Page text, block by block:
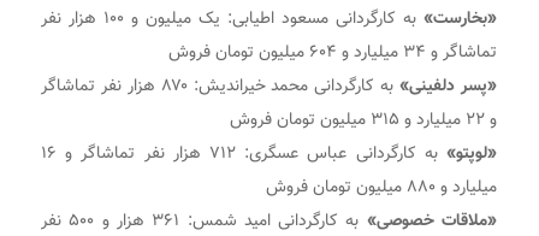
«بخارست»
به کارگردانی مسعود اطیابی: یک میلیون و ۱۰۰ هزار نفر
تماشاگر و ۳۴ میلیارد و ۶۰۴ میلیون تومان فروش
«پسر دلفینی»
به کارگردانی محمد خیراندیش: ۸۷۰ هزار نفر تماشاگر
و ۲۲ میلیارد و ۳۱۵ میلیون تومان فروش
«لوپتو»
به کارگردانی عباس عسگری: ۷۱۲ هزار نفر تماشاگر و ۱۶
میلیارد و ۸۸۰ میلیون تومان فروش
«ملاقات خصوصی»
به کارگردانی امید شمس: ۳۶۱ هزار و ۵۰۰ نفر